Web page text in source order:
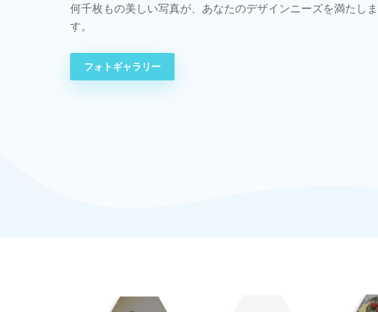
何千枚もの美しい写真が、あなたのデザインニーズを満たしま
す。
フォトギャラリー